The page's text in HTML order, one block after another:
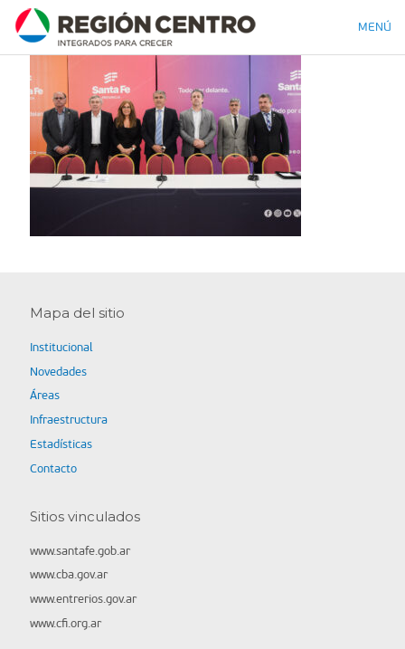
MENÚ
Mapa del sitio
Institucional
Novedades
Áreas
Infraestructura
Estadísticas
Contacto
Sitios vinculados
www.santafe.gob.ar
www.cba.gov.ar
www.entrerios.gov.ar
www.cfi.org.ar